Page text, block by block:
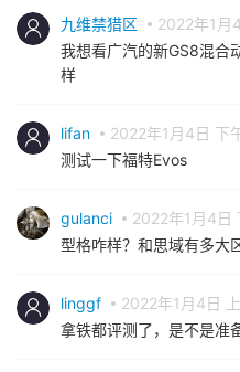
九维禁猎区
2022年1月
我想看广汽的新GS8混合
样
lifan
2022年1月4日 下
测试一下福特Evos
gulanci
2022年1月4日
型格咋样？和思域有多大
linggf
2022年1月4日
拿铁都评测了，是不是准